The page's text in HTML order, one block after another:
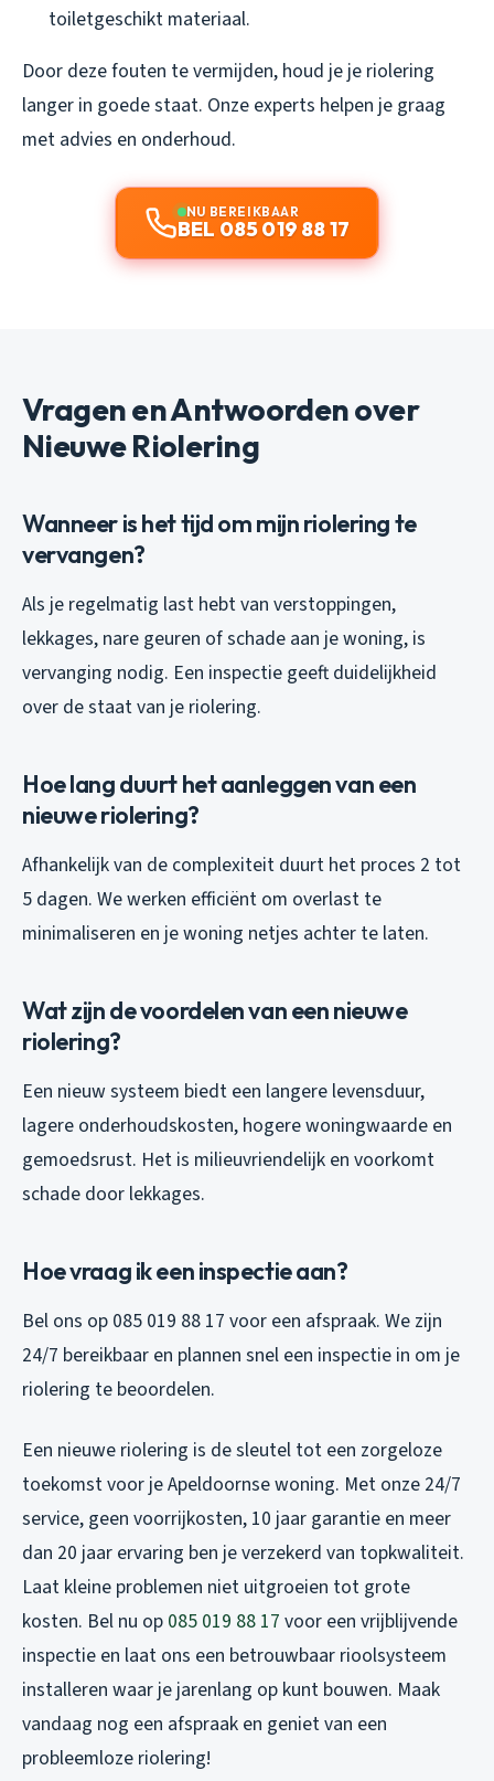
toiletgeschikt materiaal.
Door deze fouten te vermijden, houd je je riolering
langer in goede staat. Onze experts helpen je graag
met advies en onderhoud.
NU BEREIKBAAR
BEL 085 019 88 17
Vragen en Antwoorden over
Nieuwe Riolering
Wanneer is het tijd om mijn riolering te
vervangen?
Als je regelmatig last hebt van verstoppingen,
lekkages, nare geuren of schade aan je woning, is
vervanging nodig. Een inspectie geeft duidelijkheid
over de staat van je riolering.
Hoe lang duurt het aanleggen van een
nieuwe riolering?
Afhankelijk van de complexiteit duurt het proces 2 tot
5 dagen. We werken efficiënt om overlast te
minimaliseren en je woning netjes achter te laten.
Wat zijn de voordelen van een nieuwe
riolering?
Een nieuw systeem biedt een langere levensduur,
lagere onderhoudskosten, hogere woningwaarde en
gemoedsrust. Het is milieuvriendelijk en voorkomt
schade door lekkages.
Hoe vraag ik een inspectie aan?
Bel ons op 085 019 88 17 voor een afspraak. We zijn
24/7 bereikbaar en plannen snel een inspectie in om je
riolering te beoordelen.
Een nieuwe riolering is de sleutel tot een zorgeloze
toekomst voor je Apeldoornse woning. Met onze 24/7
service, geen voorrijkosten, 10 jaar garantie en meer
dan 20 jaar ervaring ben je verzekerd van topkwaliteit.
Laat kleine problemen niet uitgroeien tot grote
kosten. Bel nu op 085 019 88 17 voor een vrijblijvende
inspectie en laat ons een betrouwbaar rioolsysteem
installeren waar je jarenlang op kunt bouwen. Maak
vandaag nog een afspraak en geniet van een
probleemloze riolering!